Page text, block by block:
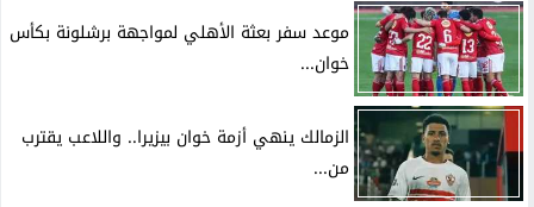
موعد سفر بعثة الأهلي لمواجهة برشلونة بكأس
خوان...
الزمالك ينهي أزمة خوان بيزيرا.. واللاعب يقترب
من...